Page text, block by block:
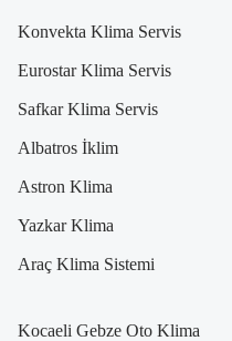
Konvekta Klima Servis
Eurostar Klima Servis
Safkar Klima Servis
Albatros İklim
Astron Klima
Yazkar Klima
Araç Klima Sistemi
Kocaeli Gebze Oto Klima